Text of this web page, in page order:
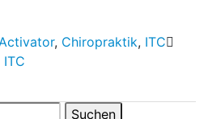
, Chiropraktik, ITC
ITC